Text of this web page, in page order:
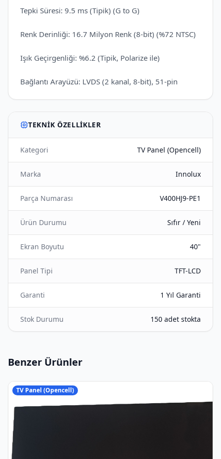
Tepki Süresi: 9.5 ms (Tipik) (G to G)
Renk Derinliği: 16.7 Milyon Renk (8-bit) (%72 NTSC)
Işık Geçirgenliği: %6.2 (Tipik, Polarize ile)
Bağlantı Arayüzü: LVDS (2 kanal, 8-bit), 51-pin
TEKNIK ÖZELLIKLER
Kategori TV Panel (Opencell)
Marka Innolux
Parça Numarası V400HJ9-PE1
Ürün Durumu Sıfır / Yeni
Ekran Boyutu 40"
Panel Tipi TFT-LCD
Garanti 1 Yıl Garanti
Stok Durumu 150 adet stokta
Benzer Ürünler
TV Panel (Opencell)